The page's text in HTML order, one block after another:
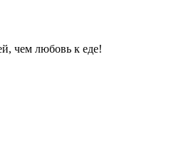
чем любовь к еде!